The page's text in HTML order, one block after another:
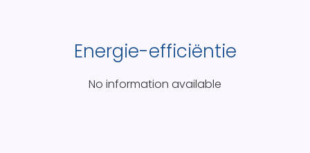
Energie-efficiëntie
No information available